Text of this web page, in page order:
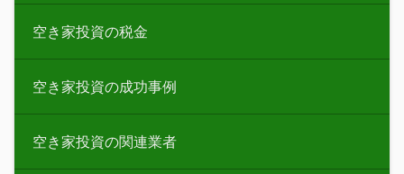
空き家投資の税金
空き家投資の成功事例
空き家投資の関連業者